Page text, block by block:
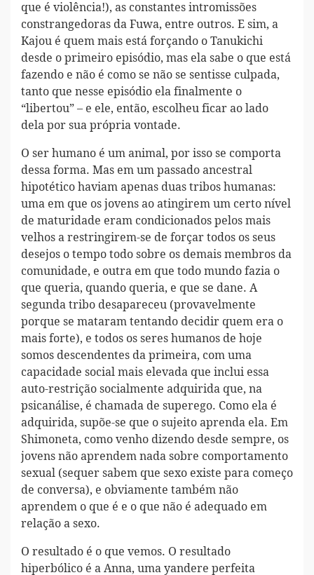
que é violência!), as constantes intromissões
constrangedoras da Fuwa, entre outros. E sim, a
Kajou é quem mais está forçando o Tanukichi
desde o primeiro episódio, mas ela sabe o que está
fazendo e não é como se não se sentisse culpada,
tanto que nesse episódio ela finalmente o
“libertou” – e ele, então, escolheu ficar ao lado
dela por sua própria vontade.
O ser humano é um animal, por isso se comporta
dessa forma. Mas em um passado ancestral
hipotético haviam apenas duas tribos humanas:
uma em que os jovens ao atingirem um certo nível
de maturidade eram condicionados pelos mais
velhos a restringirem-se de forçar todos os seus
desejos o tempo todo sobre os demais membros da
comunidade, e outra em que todo mundo fazia o
que queria, quando queria, e que se dane. A
segunda tribo desapareceu (provavelmente
porque se mataram tentando decidir quem era o
mais forte), e todos os seres humanos de hoje
somos descendentes da primeira, com uma
capacidade social mais elevada que inclui essa
auto-restrição socialmente adquirida que, na
psicanálise, é chamada de superego. Como ela é
adquirida, supõe-se que o sujeito aprenda ela. Em
Shimoneta, como venho dizendo desde sempre, os
jovens não aprendem nada sobre comportamento
sexual (sequer sabem que sexo existe para começo
de conversa), e obviamente também não
aprendem o que é e o que não é adequado em
relação a sexo.
O resultado é o que vemos. O resultado
hiperbólico é a Anna, uma yandere perfeita